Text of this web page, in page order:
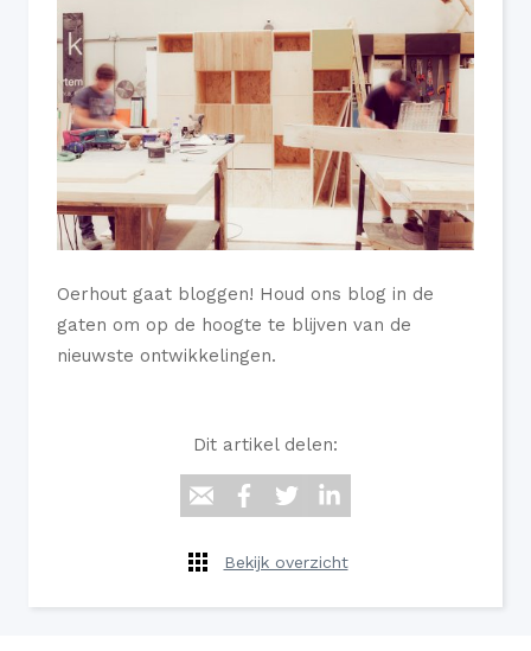
Oerhout gaat bloggen! Houd ons blog in de
gaten om op de hoogte te blijven van de
nieuwste ontwikkelingen.
Dit artikel delen:
Bekijk overzicht